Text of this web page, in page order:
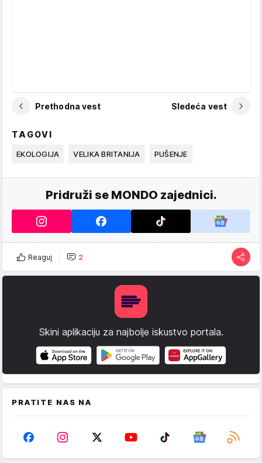
Prethodna vest Sledeća vest
TAGOVI
EKOLOGIJA VELIKA BRITANIJA PUŠENJE
Pridruži se MONDO zajednici.
Reaguj 2
Skini aplikaciju za najbolje iskustvo portala.
PRATITE NAS NA